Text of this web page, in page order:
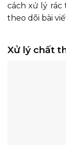
cách xử lý rác
theo dõi bài
Xử lý chất